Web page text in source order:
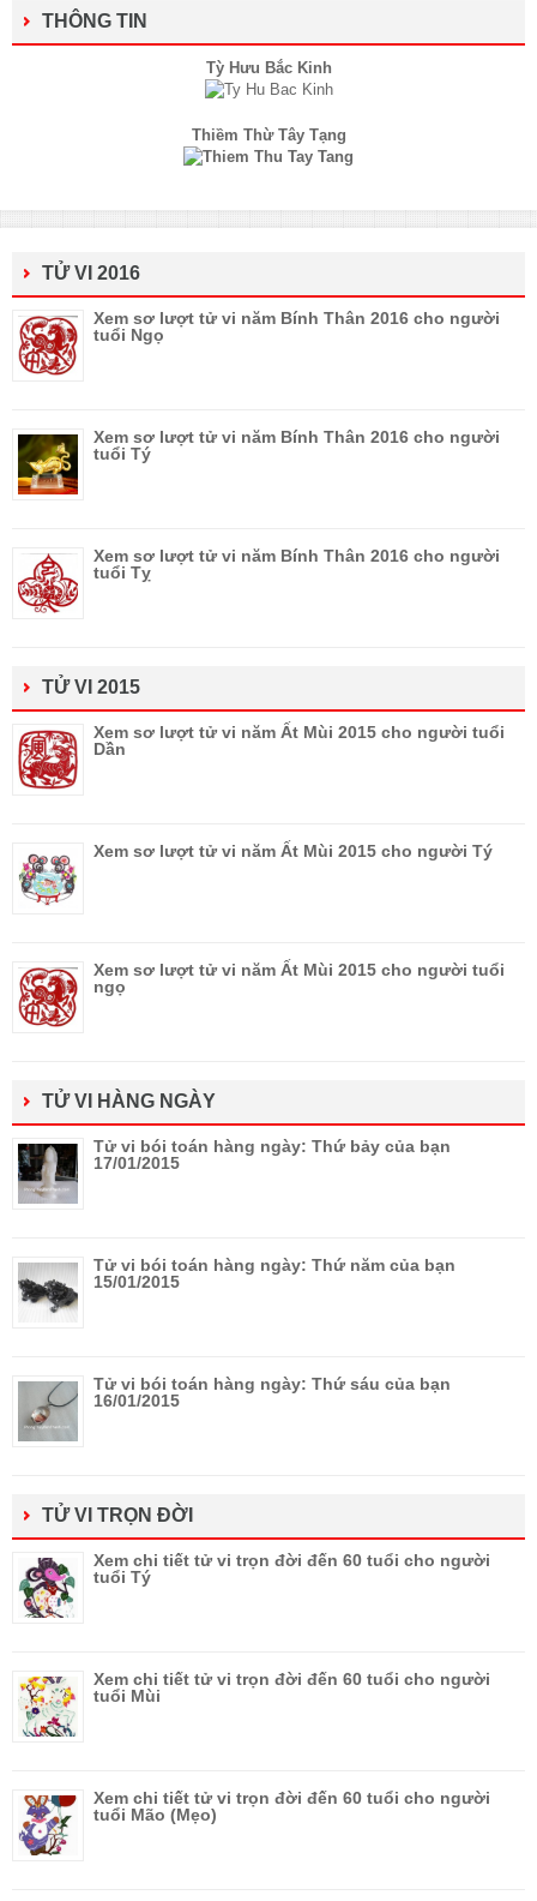
THÔNG TIN
Tỳ Hưu Bắc Kinh
Thiềm Thừ Tây Tạng
TỬ VI 2016
Xem sơ lượt tử vi năm Bính Thân 2016 cho người
tuổi Ngọ
Xem sơ lượt tử vi năm Bính Thân 2016 cho người
tuổi Tý
Xem sơ lượt tử vi năm Bính Thân 2016 cho người
tuổi Tỵ
TỬ VI 2015
Xem sơ lượt tử vi năm Ất Mùi 2015 cho người tuổi
Dần
Xem sơ lượt tử vi năm Ất Mùi 2015 cho người Tý
Xem sơ lượt tử vi năm Ất Mùi 2015 cho người tuổi
ngọ
TỬ VI HÀNG NGÀY
Tử vi bói toán hàng ngày: Thứ bảy của bạn
17/01/2015
Tử vi bói toán hàng ngày: Thứ năm của bạn
15/01/2015
Tử vi bói toán hàng ngày: Thứ sáu của bạn
16/01/2015
TỬ VI TRỌN ĐỜI
Xem chi tiết tử vi trọn đời đến 60 tuổi cho người
tuổi Tý
Xem chi tiết tử vi trọn đời đến 60 tuổi cho người
tuổi Mùi
Xem chi tiết tử vi trọn đời đến 60 tuổi cho người
tuổi Mão (Mẹo)